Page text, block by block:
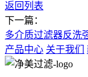
返回列表
下一篇：
多介质过滤器反洗
产品中心 关于我们